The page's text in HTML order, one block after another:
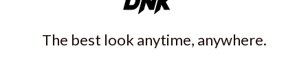
The best look anytime, anywhere.